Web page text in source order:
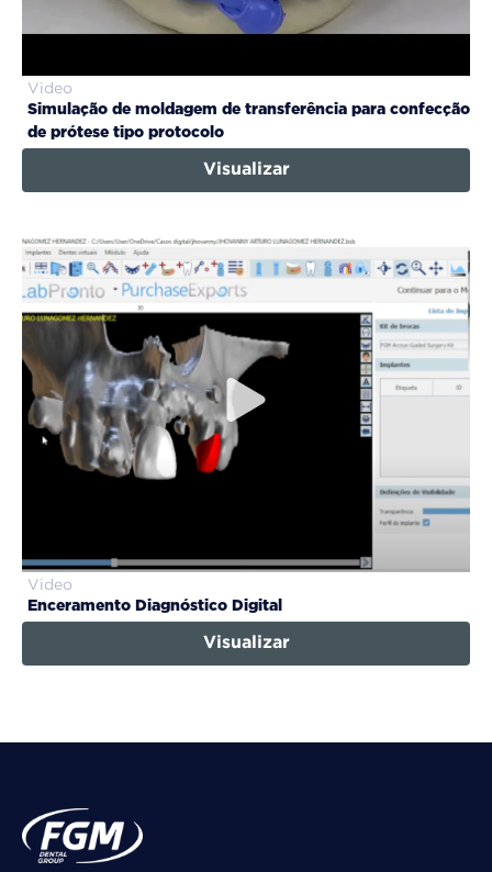
Video
Simulação de moldagem de transferência para confecção
de prótese tipo protocolo
Visualizar
Video
Enceramento Diagnóstico Digital
Visualizar